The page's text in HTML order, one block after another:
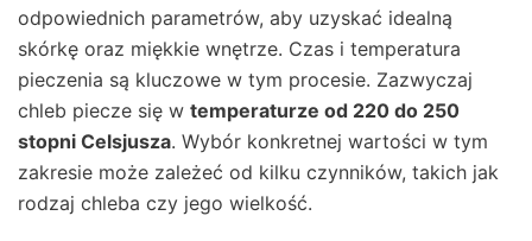
odpowiednich parametrów, aby uzyskać idealną
skórkę oraz miękkie wnętrze. Czas i temperatura
pieczenia są kluczowe w tym procesie. Zazwyczaj
chleb piecze się w temperaturze od 220 do 250
stopni Celsjusza. Wybór konkretnej wartości w tym
zakresie może zależeć od kilku czynników, takich jak
rodzaj chleba czy jego wielkość.